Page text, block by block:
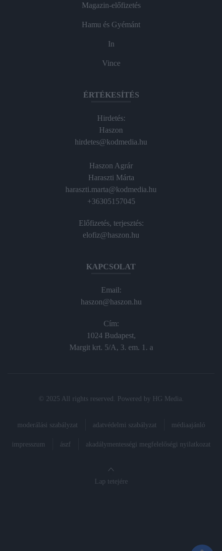
Magazin-előfizetés
Hamu és Gyémánt
In
Vince
ÉRTÉKESÍTÉS
Hirdetés:
Haszon
hirdetes@kodmedia.hu
Haszon Agrár
Haraszti Márta
haraszti.marta@kodmedia.hu
+36305157045
Előfizetés, terjesztés:
elofiz@haszon.hu
KAPCSOLAT
Email:
haszon@haszon.hu
Cím:
1024 Budapest,
Margit krt. 5/A, 3. em. 1. a
© 2025 All rights reserved. Powered by HG Media
moderálási szabályzat adatvédelmi szabályzat médiaajánló
impresszum ászf akadálymentességi megfelelőségi nyilatkozat
Lap tetejére